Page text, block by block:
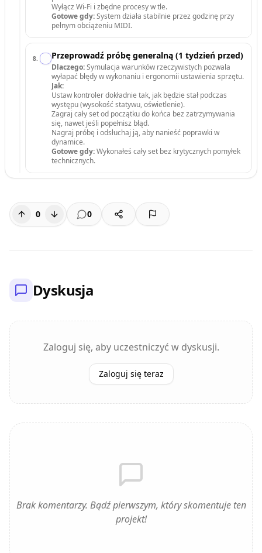
Wyłącz Wi-Fi i zbędne procesy w tle.
Gotowe gdy:System działa stabilnie przez godzinę przy
pełnym obciążeniu MIDI.
8. Przeprowadź próbę generalną (1 tydzień przed)
Dlaczego:Symulacja warunków rzeczywistych pozwala
wyłapać błędy w wykonaniu i ergonomii ustawienia sprzętu.
Jak:
Ustaw kontroler dokładnie tak, jak będzie stał podczas
występu (wysokość statywu, oświetlenie).
Zagraj cały set od początku do końca bez zatrzymywania
się, nawet jeśli popełnisz błąd.
Nagraj próbę i odsłuchaj ją, aby nanieść poprawki w
dynamice.
Gotowe gdy:Wykonałeś cały set bez krytycznych pomyłek
technicznych.
0 0
Dyskusja
Zaloguj się, aby uczestniczyć w dyskusji.
Zaloguj się teraz
Brak komentarzy. Bądź pierwszym, który skomentuje ten
projekt!